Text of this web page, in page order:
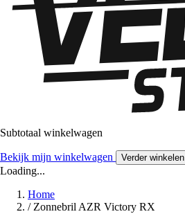
Subtotaal winkelwagen
Bekijk mijn winkelwagen Verder winkelen
Loading...
Home
/ Zonnebril AZR Victory RX